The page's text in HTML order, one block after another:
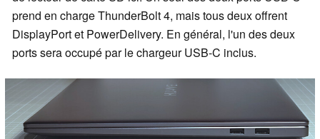
prend en charge ThunderBolt 4, mais tous deux offrent
DisplayPort et PowerDelivery. En général, l'un des deux
ports sera occupé par le chargeur USB-C inclus.